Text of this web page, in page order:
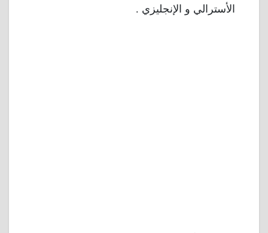
الأسترالي و الإنجليزي .